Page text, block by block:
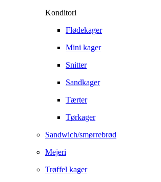
Konditori
Flødekager
Mini kager
Snitter
Sandkager
Tærter
Tørkager
Sandwich/smørrebrød
Mejeri
Trøffel kager